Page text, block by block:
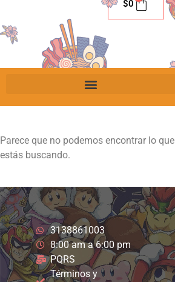
$0
Parece que no podemos encontrar lo que
estás buscando.
3138861003
8:00 am a 6:00 pm
PQRS
Términos y